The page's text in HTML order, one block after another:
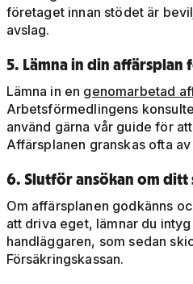
företaget innan stödet är
avslag.
5. Lämna in din affärsplan
Lämna in en genomarbetad
Arbetsförmedlingens
använd gärna vår guide för
Affärsplanen granskas ofta
6. Slutför ansökan om
Om affärsplanen godkänns
att driva eget, lämnar du
handläggaren, som sedan
Försäkringskassan.